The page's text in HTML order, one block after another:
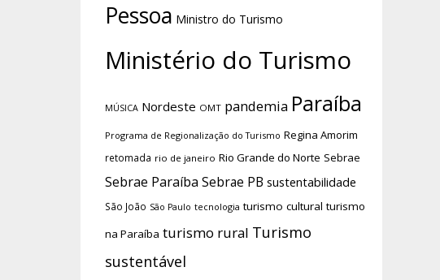
Pessoa Ministro do Turismo
Ministério do Turismo
MÚSICA Nordeste OMT pandemia Paraíba
Programa de Regionalização do Turismo Regina Amorim
retomada rio de janeiro Rio Grande do Norte Sebrae
Sebrae Paraíba Sebrae PB sustentabilidade
São João São Paulo tecnologia turismo cultural turismo
na Paraíba turismo rural Turismo
sustentável